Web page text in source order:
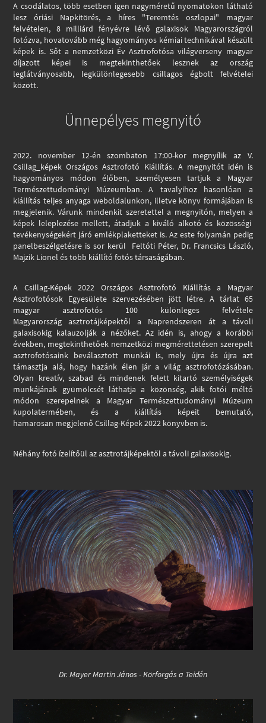
A csodálatos, több esetben igen nagyméretű nyomatokon látható
lesz óriási Napkitörés, a híres "Teremtés oszlopai" magyar
felvételen, 8 milliárd fényévre lévő galaxisok Magyarországról
fotózva, hovatovább még hagyományos kémiai technikával készült
képek is. Sőt a nemzetközi Év Asztrofotósa világverseny magyar
díjazott képei is megtekinthetőek lesznek az ország
leglátványosabb, legkülönlegesebb csillagos égbolt felvételei
között.
Ünnepélyes megnyitó
2022. november 12-én szombaton 17:00-kor megnyílik az V.
Csillag_képek Országos Asztrofotó Kiállítás. A megnyitót idén is
hagyományos módon élőben, személyesen tartjuk a Magyar
Természettudományi Múzeumban.A tavalyihoz hasonlóan a
kiállítás teljes anyaga weboldalunkon, illetve könyv formájában is
megjelenik. Várunk mindenkit szeretettel a megnyitón, melyen a
képek leleplezése mellett, átadjuk a kiváló alkotó és közösségi
tevékenységekért járó emlékplaketteket is. Az este folyamán pedig
panelbeszélgetésre is sor kerül Feltóti Péter, Dr. Francsics László,
Majzik Lionelés több kiállító fotós társaságában.
A Csillag-Képek 2022 Országos Asztrofotó Kiállítás a Magyar
Asztrofotósok Egyesülete szervezésében jött létre. A tárlat 65
magyar asztrofotós 100 különleges felvétele
Magyarországasztrotájképektől a Naprendszeren át a távoli
galaxisokig kalauzolják a nézőket. Az idén is, ahogy a korábbi
években, megtekinthetőek nemzetközi megmérettetésen szerepelt
asztrofotósaink beválasztott munkái is, mely újra és újra azt
támasztja alá, hogy hazánk élen jár a világ asztrofotózásában.
Olyan kreatív, szabad és mindenek felett kitartó személyiségek
munkájának gyümölcsét láthatja a közönség, akik fotói méltó
módon szerepelnek a Magyar Természettudományi Múzeum
kupolatermében, és a kiállítás képeit bemutató,
hamarosan megjelenő Csillag-Képek 2022 könyvben is.
Néhány fotó ízelítőül az asztrotájképektől a távoli galaxisokig.
Dr. Mayer Martin János - Körforgás a Teidén